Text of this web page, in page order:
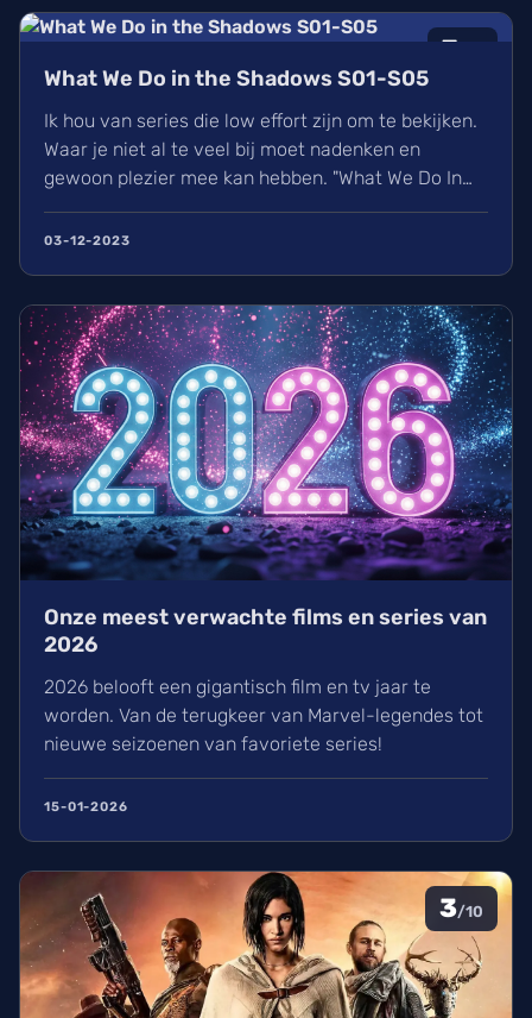
7
What We Do in the Shadows S01-S05
Ik hou van series die low effort zijn om te bekijken.
Waar je niet al te veel bij moet nadenken en
gewoon plezier mee kan hebben. "What We Do In
The Shadows" paste perfect in dit plaatje. Maar
doet het genoeg om mij vijf seizoenen geboeid
03-12-2023
Onze meest verwachte films en series van
2026
2026 belooft een gigantisch film en tv jaar te
worden. Van de terugkeer van Marvel-legendes tot
nieuwe seizoenen van favoriete series!
15-01-2026
3/10